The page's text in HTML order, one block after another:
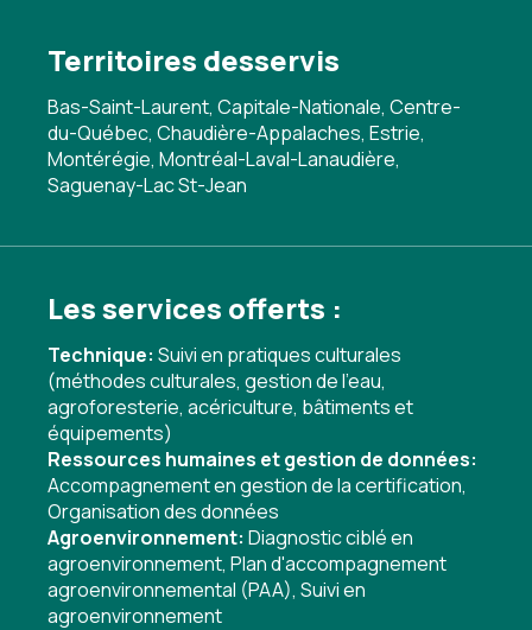
Territoires desservis
Bas-Saint-Laurent, Capitale-Nationale, Centre-
du-Québec, Chaudière-Appalaches, Estrie,
Montérégie, Montréal-Laval-Lanaudière,
Saguenay-Lac St-Jean
Les services offerts :
Technique: Suivi en pratiques culturales
(méthodes culturales, gestion de l'eau,
agroforesterie, acériculture, bâtiments et
équipements)
Ressources humaines et gestion de données:
Accompagnement en gestion de la certification,
Organisation des données
Agroenvironnement: Diagnostic ciblé en
agroenvironnement, Plan d'accompagnement
agroenvironnemental (PAA), Suivi en
agroenvironnement